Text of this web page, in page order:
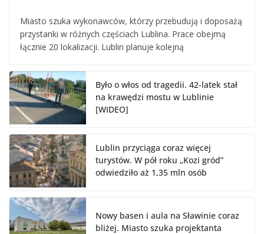
Miasto szuka wykonawców, którzy przebudują i doposażą
przystanki w różnych częściach Lublina. Prace obejmą
łącznie 20 lokalizacji. Lublin planuje kolejną
Było o włos od tragedii. 42-latek stał
na krawędzi mostu w Lublinie
[WIDEO]
Lublin przyciąga coraz więcej
turystów. W pół roku „Kozi gród”
odwiedziło aż 1,35 mln osób
Nowy basen i aula na Sławinie coraz
bliżej. Miasto szuka projektanta